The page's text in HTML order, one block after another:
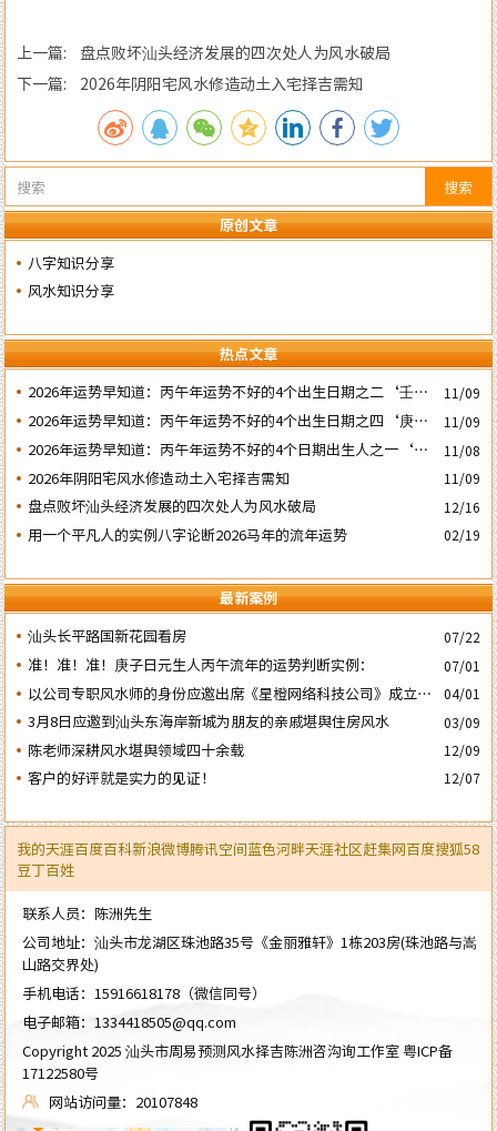
搜索
原创文章
八字知识分享
风水知识分享
热点文章
2026年运势早知道：丙午年运势不好的4个出生日期之二‘壬子’
日
11/09
2026年运势早知道：丙午年运势不好的4个出生日期之四‘庚子’
日
11/09
2026年运势早知道：丙午年运势不好的4个日期出生人之一‘戊
子’ 日
11/08
2026年阴阳宅风水修造动土入宅择吉需知 11/09
盘点败坏汕头经济发展的四次处人为风水破局 12/16
用一个平凡人的实例八字论断2026马年的流年运势 02/19
最新案例
汕头长平路国新花园看房
07/22
准！准！准！庚子日元生人丙午流年的运势判断实例： 07/01
以公司专职风水师的身份应邀出席《星橙网络科技公司》成立5
周年庆典
04/01
3月8日应邀到汕头东海岸新城为朋友的亲戚堪舆住房风水 03/09
陈老师深耕风水堪舆领域四十余载 12/09
客户的好评就是实力的见证！ 12/07
上一篇: 盘点败坏汕头经济发展的四次处人为风水破局
下一篇: 2026年阴阳宅风水修造动土入宅择吉需知
我的天涯百度百科新浪微博腾讯空间蓝色河畔天涯社区赶集网百度搜狐58
豆丁百姓
联系人员：陈洲先生
公司地址：汕头市龙湖区珠池路35号《金丽雅轩》1栋203房(珠池路与嵩
山路交界处)
手机电话： 15916618178 （微信同号）
电子邮箱： 1334418505@qq.com
Copyright 2025 汕头市周易预测风水择吉陈洲咨沟询工作室粤ICP备
17122580号
网站访问量：20107848